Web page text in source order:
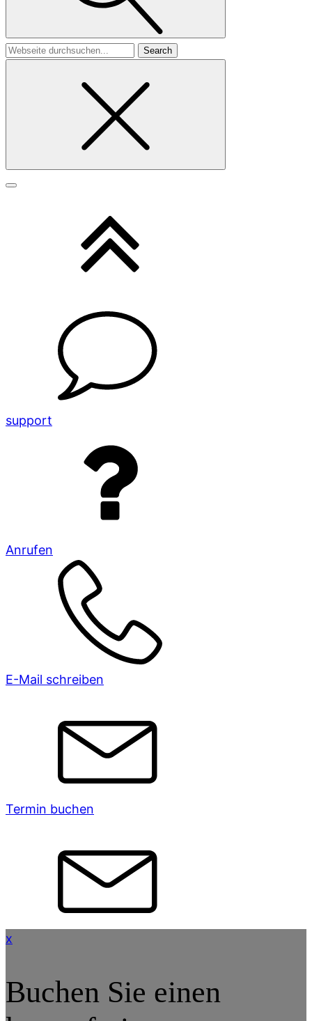
Search
support
Anrufen
E-Mail schreiben
Termin buchen
x
Buchen Sie einen